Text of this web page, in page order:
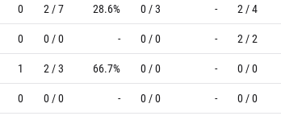
0 2 / 7 28.6% 0 / 3 - 2 / 4
0 0 / 0 - 0 / 0 - 2 / 2
1 2 / 3 66.7% 0 / 0 - 0 / 0
0 0 / 0 - 0 / 0 - 0 / 0